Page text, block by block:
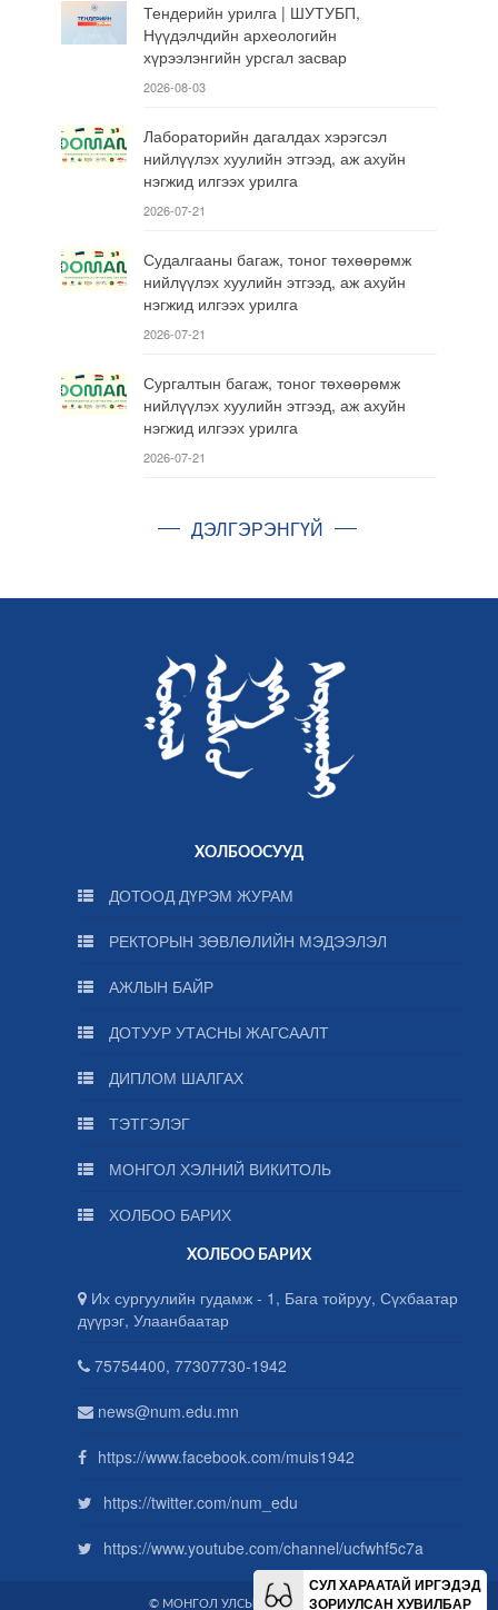
Тендерийн урилга | ШУТУБП,
Нүүдэлчдийн археологийн
хүрээлэнгийн урсгал засвар
2026-08-03
Лабораторийн дагалдах хэрэгсэл
нийлүүлэх хуулийн этгээд, аж ахуйн
нэгжид илгээх урилга
2026-07-21
Судалгааны багаж, тоног төхөөрөмж
нийлүүлэх хуулийн этгээд, аж ахуйн
нэгжид илгээх урилга
2026-07-21
Сургалтын багаж, тоног төхөөрөмж
нийлүүлэх хуулийн этгээд, аж ахуйн
нэгжид илгээх урилга
2026-07-21
ДЭЛГЭРЭНГҮЙ
ХОЛБООСУУД
ДОТООД ДҮРЭМ ЖУРАМ
РЕКТОРЫН ЗӨВЛӨЛИЙН МЭДЭЭЛЭЛ
АЖЛЫН БАЙР
ДОТУУР УТАСНЫ ЖАГСААЛТ
ДИПЛОМ ШАЛГАХ
ТЭТГЭЛЭГ
МОНГОЛ ХЭЛНИЙ ВИКИТОЛЬ
ХОЛБОО БАРИХ
ХОЛБОО БАРИХ
Их сургуулийн гудамж - 1, Бага тойруу, Сүхбаатар
дүүрэг, Улаанбаатар
75754400, 77307730-1942
news@num.edu.mn
https://www.facebook.com/muis1942
https://twitter.com/num_edu
https://www.youtube.com/channel/ucfwhf5c7a
© МОНГОЛ УЛСЫН ИХ СУРГУУЛЬ
СУЛ ХАРААТАЙ ИРГЭДЭД
ЗОРИУЛСАН ХУВИЛБАР